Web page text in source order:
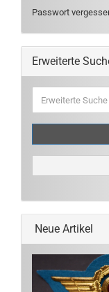
Passwort
Erweiterte
Suche
Neue Artikel